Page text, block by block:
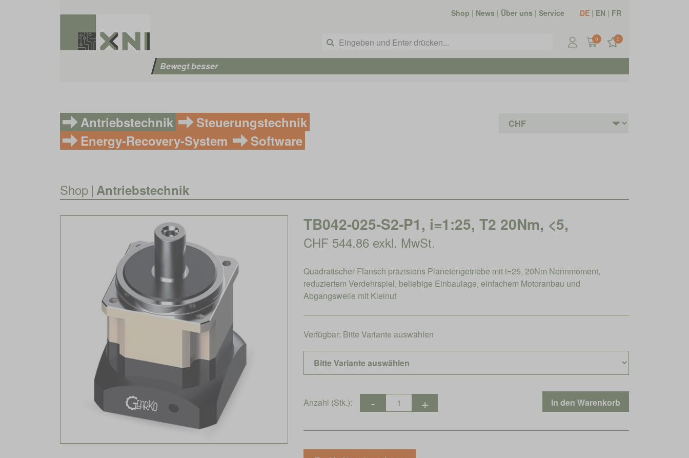
Shop | News | Über uns | Service DE | EN | FR
0 0
Bewegt besser
Antriebstechnik
Steuerungstechnik
Energy-Recovery-System
Software
Shop | Antriebstechnik
TB042-025-S2-P1, i=1:25, T2 20Nm, <5,
CHF 544.86 exkl. MwSt.
Quadratischer Flansch präzisions Planetengetriebe mit i=25, 20Nm Nennmoment,
reduziertem Verdehrspiel, beliebige Einbaulage, einfachem Motoranbau und
Abgangswelle mit Kleinut
Verfügbar: Bitte Variante auswählen
Anzahl (Stk.):